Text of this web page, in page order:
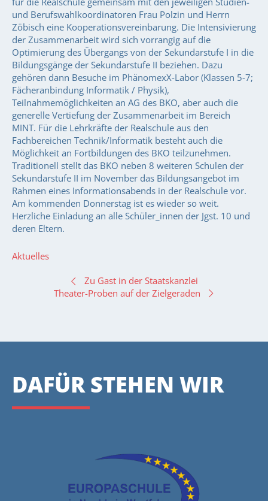
und Berufswahlkoordinatoren Frau Polzin und Herrn
Zöbisch eine Kooperationsvereinbarung. Die Intensivierung
der Zusammenarbeit wird sich vorrangig auf die
Optimierung des Übergangs von der Sekundarstufe I in die
Bildungsgänge der Sekundarstufe II beziehen. Dazu
gehören dann Besuche im PhänomexX-Labor (Klassen 5-7;
Fächeranbindung Informatik / Physik),
Teilnahmemöglichkeiten an AG des BKO, aber auch die
generelle Vertiefung der Zusammenarbeit im Bereich
MINT. Für die Lehrkräfte der Realschule aus den
Fachbereichen Technik/Informatik besteht auch die
Möglichkeit an Fortbildungen des BKO teilzunehmen.
Traditionell stellt das BKO neben 8 weiteren Schulen der
Sekundarstufe II im November das Bildungsangebot im
Rahmen eines Informationsabends in der Realschule vor.
Am kommenden Donnerstag ist es wieder so weit.
Herzliche Einladung an alle Schüler_innen der Jgst. 10 und
deren Eltern.
Aktuelles
BEITRAGSNAVIGATION
Zu Gast in der Staatskanzlei
Theater-Proben auf der Zielgeraden
DAFÜR STEHEN WIR